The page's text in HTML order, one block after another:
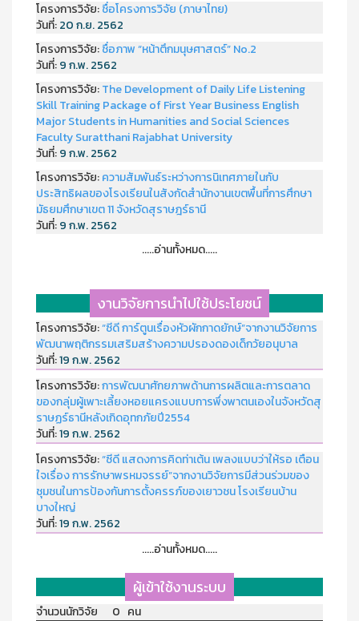
โครงการวิจัย:ชื่อโครงการวิจัย (ภาษาไทย)
วันที่:20 ก.ย. 2562
โครงการวิจัย:ชื่อภาพ “หน้าตึกมนุษศาสตร์” No.2
วันที่:9 ก.พ. 2562
โครงการวิจัย:The Development of Daily Life Listening
Skill Training Package of First Year Business English
Major Students in Humanities and Social Sciences
Faculty Suratthani Rajabhat University
วันที่:9 ก.พ. 2562
โครงการวิจัย:ความสัมพันธ์ระหว่างการนิเทศภายในกับ
ประสิทธิผลของโรงเรียนในสังกัดสำนักงานเขตพื้นที่การศึกษา
มัธยมศึกษาเขต 11 จังหวัดสุราษฎร์ธานี
วันที่:9 ก.พ. 2562
.....อ่านทั้งหมด.....
งานวิจัยการนำไปใช้ประโยชน์
โครงการวิจัย:“ซีดี การ์ตูนเรื่องหัวผักกาดยักษ์”จากงานวิจัยการ
พัฒนาพฤติกรรมเสริมสร้างความปรองดองเด็กวัยอนุบาล
วันที่:19 ก.พ. 2562
โครงการวิจัย:การพัฒนาศักยภาพด้านการผลิตและการตลาด
ของกลุ่มผู้เพาะเลี้ยงหอยแครงแบบการพึ่งพาตนเองในจังหวัดสุ
ราษฏร์ธานีหลังเกิดอุทกภัยปี2554
วันที่:19 ก.พ. 2562
โครงการวิจัย:“ซีดี แสดงการคิดท่าเต้น เพลงแบบว่าให้รอ เตือน
ใจเรื่อง การรักษาพรหมจรรย์”จากงานวิจัยการมีส่วนร่วมของ
ชุมชนในการป้องกันการตั้งครรภ์ของเยาวชน โรงเรียนบ้าน
บางใหญ่
วันที่:19 ก.พ. 2562
.....อ่านทั้งหมด.....
ผู้เข้าใช้งานระบบ
จำนวนนักวิจัย 0 คน